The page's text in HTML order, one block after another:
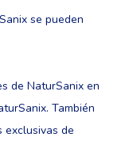
se pueden
de NaturSanix en
También
exclusivas de